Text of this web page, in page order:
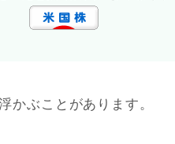
かぶことがあります。